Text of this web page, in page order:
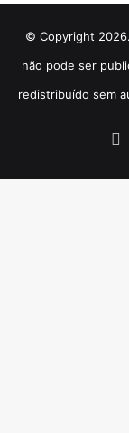
© Copyright
não pode ser
redistribuído sem